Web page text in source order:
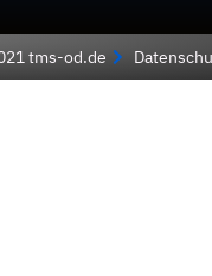
tms-od.de